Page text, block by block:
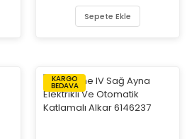
Sepete Ekle
KARGO
BEDAVA